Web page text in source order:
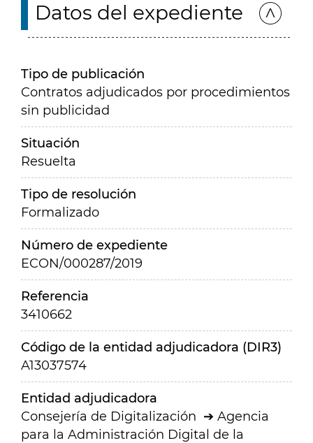
Datos del expediente
Tipo de publicación
Contratos adjudicados por procedimientos
sin publicidad
Situación
Resuelta
Tipo de resolución
Formalizado
Número de expediente
ECON/000287/2019
Referencia
3410662
Código de la entidad adjudicadora (DIR3)
A13037574
Entidad adjudicadora
Consejería de Digitalización
Agencia
para la Administración Digital de la